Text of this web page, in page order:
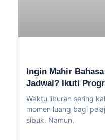
Ingin Mahir
Jadwal? Ikuti
Waktu liburan sering
momen luang bagi
sibuk. Namun,